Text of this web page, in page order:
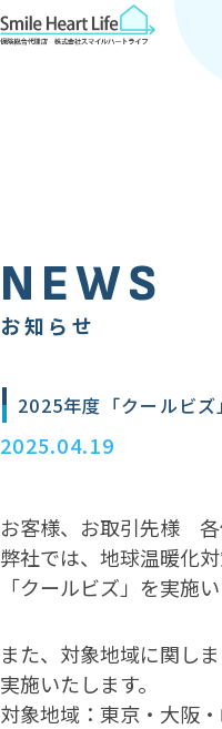
NEWS
2025年度「クールビ
お客様、お取引先様
弊社では、地球温暖化
「クールビズ」を実施い
また、対象地域に関し
実施いたします。
対象地域：東京・大阪